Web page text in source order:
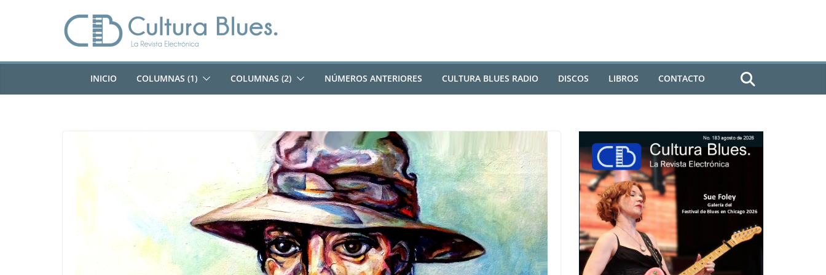
INICIO COLUMNAS (1) COLUMNAS (2) NÚMEROS ANTERIORES CULTURA BLUES RADIO DISCOS LIBROS CONTACTO